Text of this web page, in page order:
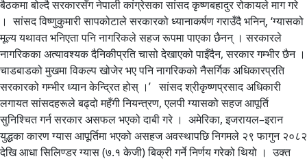
बैठकमा बोल्दै सरकारसँग नेपाली कांग्रेसका सांसद कृष्णबहादुर रोकायले माग गरे
। सांसद विष्णुकुमारी सापकोटाले सरकारको ध्यानाकर्षण गराउँदै भनिन्, ‘ग्यासको
मूल्य यथावत भनिएता पनि नागरिकले सहज रूपमा पाएका छैनन् । सरकारले
नागरिकका अत्यावश्यक दैनिकीप्रति चासो देखाएको पाइँदैन, सरकार गम्भीर छैन ।
चाडबाडको मुखमा विकल्प खोजेर भए पनि नागरिकको नैसर्गिक अधिकारप्रति
सरकारको गम्भीर ध्यान केन्द्रित होस् ।’ सांसद श्रीकृष्णप्रसाद अधिकारी
लगायत सांसदहरूले बढ्दो महँगी नियन्त्रण, एलपी ग्यासको सहज आपूर्ति
सुनिश्चित गर्न सरकार असफल भएको दाबी गरे । अमेरिका, इजरायल–इरान
युद्धका कारण ग्यास आपूर्तिमा भएको असहज अवस्थापछि निगमले २९ फागुन २०८२
देखि आधा सिलिण्डर ग्यास (७.१ केजी) बिक्री गर्ने निर्णय गरेको थियो । उक्त